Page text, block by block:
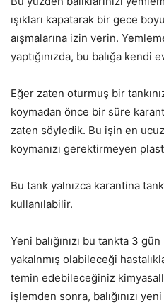
ışıkları kapatarak bir gece
aışmalarına izin verin.
yaptığınızda, bu balığa
Eğer zaten oturmuş bir
koymadan önce bir süre
zaten söyledik. Bu işin en
koymanızı gerektirmeyen
Bu tank yalnızca karantina
kullanılabilir.
Yeni balığınızı bu tankta 3
yakalnmış olabileceği
temin edebileceğiniz
işlemden sonra, balığınızı